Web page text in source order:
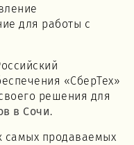
для работы с
«СберТех»
решения для
в Сочи.
самых продаваемых